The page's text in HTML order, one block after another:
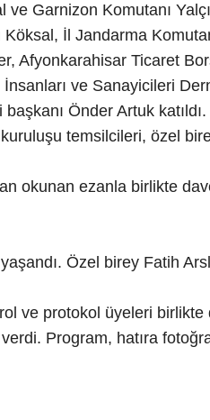
ve Garnizon Komutanı
İl Jandarma
Afyonkarahisar Ticaret
ve Sanayicileri
Önder Artuk katıldı.
temsilcileri, özel
okunan ezanla birlikte
Özel birey Fatih
ve protokol üyeleri birlikte
Program, hatıra